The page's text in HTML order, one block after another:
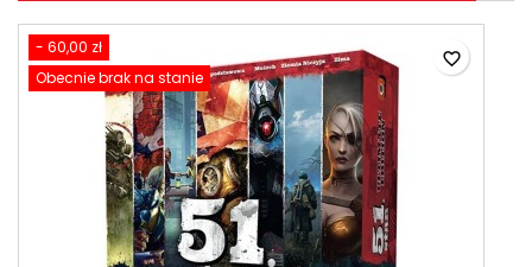
- 60,00 zł
Obecnie brak na stanie
favorite_border